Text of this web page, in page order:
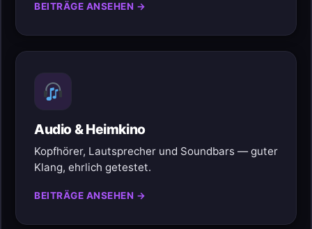
BEITRÄGE ANSEHEN →
Audio & Heimkino
Kopfhörer, Lautsprecher und Soundbars — guter
Klang, ehrlich getestet.
BEITRÄGE ANSEHEN →